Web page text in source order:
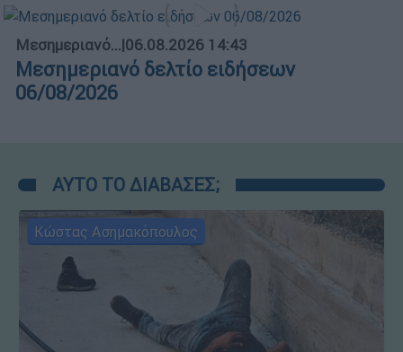
Μεσημεριανό...|06.08.2026 14:43
Μεσημεριανό δελτίο ειδήσεων
06/08/2026
ΑΥΤΟ ΤΟ ΔΙΑΒΑΣΕΣ;
Κώστας Ασημακόπουλος